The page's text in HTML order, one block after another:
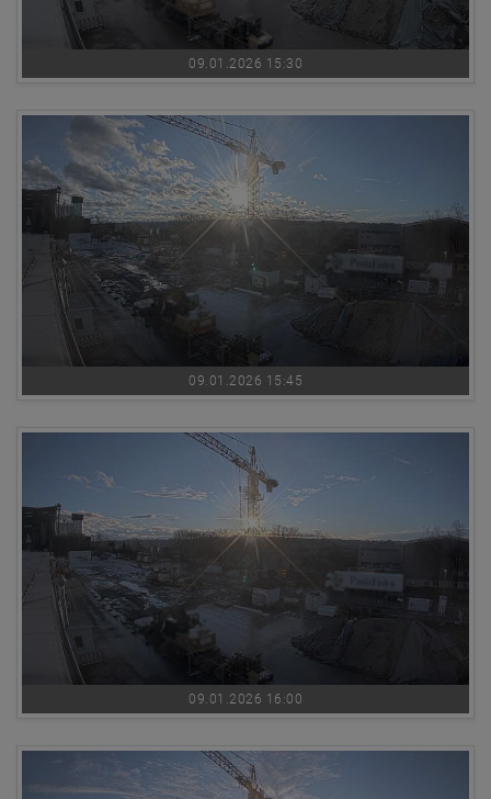
09.01.2026 15:30
09.01.2026 15:45
09.01.2026 16:00